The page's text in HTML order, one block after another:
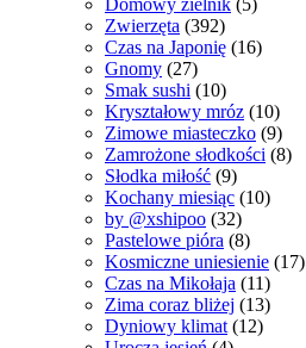
Domowy zielnik (5)
Zwierzęta (392)
Czas na Japonię (16)
Gnomy (27)
Smak sushi (10)
Kryształowy mróz (10)
Zimowe miasteczko (9)
Zamrożone słodkości (8)
Słodka miłość (9)
Kochany miesiąc (10)
by @xshipoo (32)
Pastelowe pióra (8)
Kosmiczne uniesienie (17)
Czas na Mikołaja (11)
Zima coraz bliżej (13)
Dyniowy klimat (12)